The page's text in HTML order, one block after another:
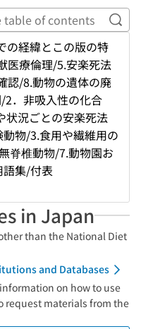
経緯とこの版の特
医療倫理/5.安楽死法
認/8.動物の遺体の廃
非吸入性の化合
況ごとの安楽死法
物/3.食用や繊維用の
脊椎動物/7.動物園お
語集/付表
in Japan
than the National Diet
and Databases
on how to use
request materials from the